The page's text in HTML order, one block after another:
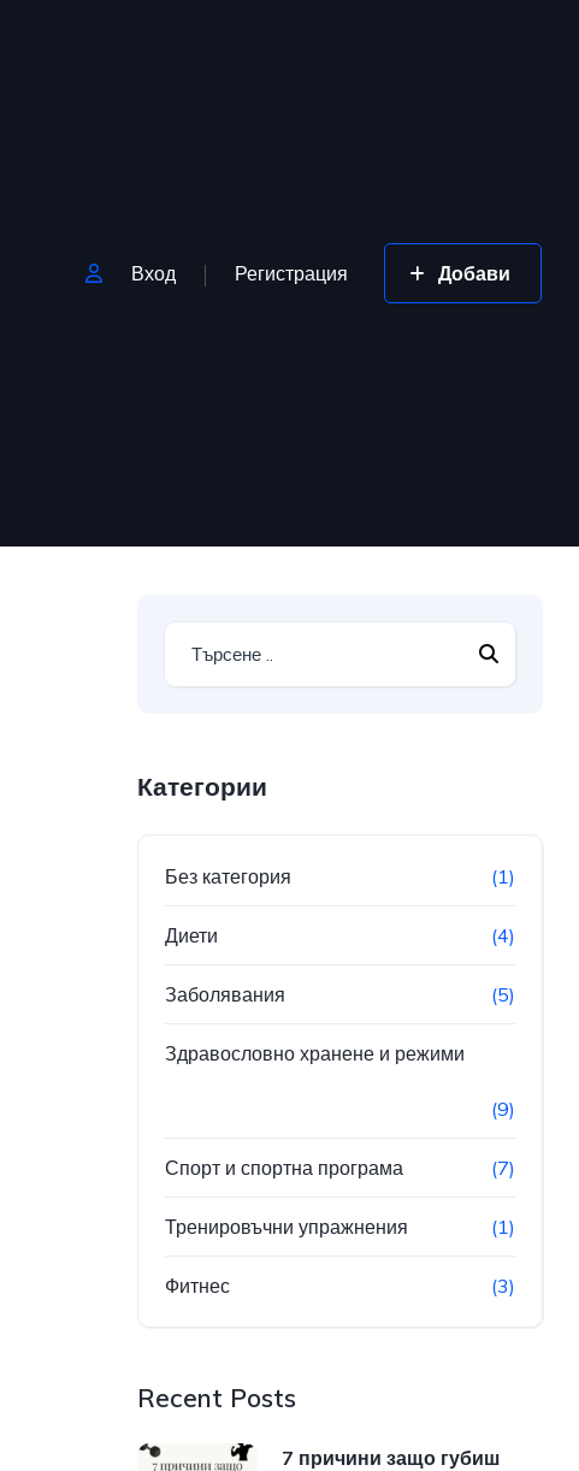
Вход Регистрация Добави
Категории
Без категория (1)
Диети (4)
Заболявания (5)
Здравословно хранене и режими
(9)
Спорт и спортна програма (7)
Тренировъчни упражнения (1)
Фитнес (3)
Recent Posts
7 причини защо губиш